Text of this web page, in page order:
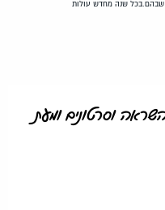
שבהם.בכל שנה מחדש עולות
וסרטונים ומעת